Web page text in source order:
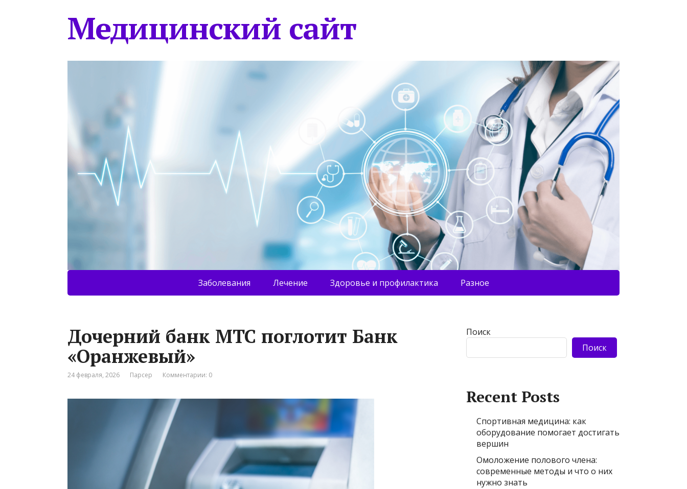
Медицинский сайт
Заболевания Лечение Здоровье и профилактика Разное
Дочерний банк МТС поглотит Банк
«Оранжевый»
24 февраля, 2026 Парсер Комментарии: 0
Поиск
Поиск
Recent Posts
Спортивная медицина: как
оборудование помогает достигать
вершин
Омоложение полового члена:
современные методы и что о них
нужно знать